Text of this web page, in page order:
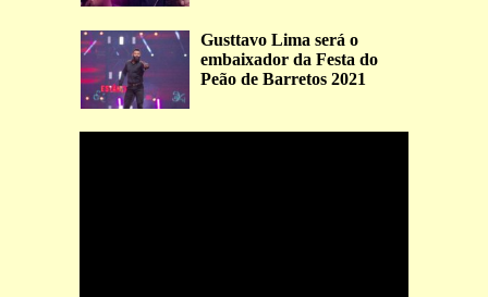
Gusttavo Lima será o
embaixador da Festa do
Peão de Barretos 2021